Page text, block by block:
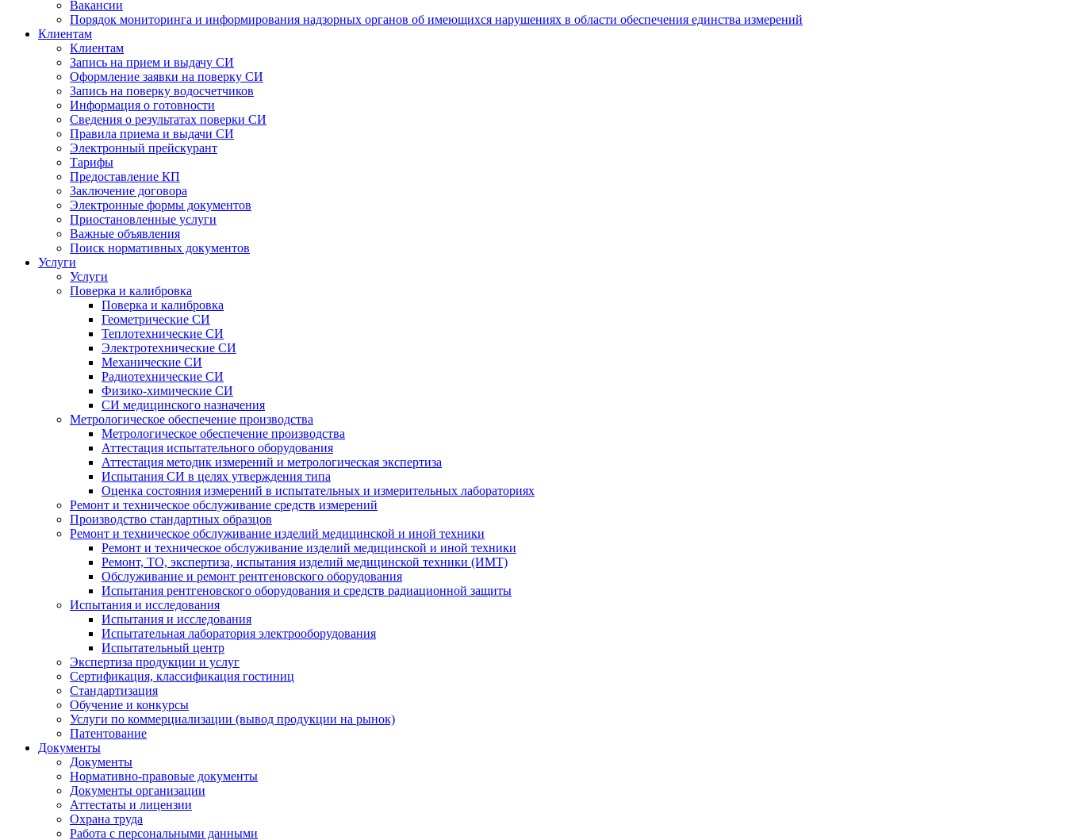
Вакансии
Порядок мониторинга и информирования надзорных органов об имеющихся нарушениях в области обеспечения единства измерений
Клиентам
Клиентам
Запись на прием и выдачу СИ
Оформление заявки на поверку СИ
Запись на поверку водосчетчиков
Информация о готовности
Сведения о результатах поверки СИ
Правила приема и выдачи СИ
Электронный прейскурант
Тарифы
Предоставление КП
Заключение договора
Электронные формы документов
Приостановленные услуги
Важные объявления
Поиск нормативных документов
Услуги
Услуги
Поверка и калибровка
Поверка и калибровка
Геометрические СИ
Теплотехнические СИ
Электротехнические СИ
Механические СИ
Радиотехнические СИ
Физико-химические СИ
СИ медицинского назначения
Метрологическое обеспечение производства
Метрологическое обеспечение производства
Аттестация испытательного оборудования
Аттестация методик измерений и метрологическая экспертиза
Испытания СИ в целях утверждения типа
Оценка состояния измерений в испытательных и измерительных лабораториях
Ремонт и техническое обслуживание средств измерений
Производство стандартных образцов
Ремонт и техническое обслуживание изделий медицинской и иной техники
Ремонт и техническое обслуживание изделий медицинской и иной техники
Ремонт, ТО, экспертиза, испытания изделий медицинской техники (ИМТ)
Обслуживание и ремонт рентгеновского оборудования
Испытания рентгеновского оборудования и средств радиационной защиты
Испытания и исследования
Испытания и исследования
Испытательная лаборатория электрооборудования
Испытательный центр
Экспертиза продукции и услуг
Сертификация, классификация гостиниц
Стандартизация
Обучение и конкурсы
Услуги по коммерциализации (вывод продукции на рынок)
Патентование
Документы
Документы
Нормативно-правовые документы
Документы организации
Аттестаты и лицензии
Охрана труда
Работа с персональными данными